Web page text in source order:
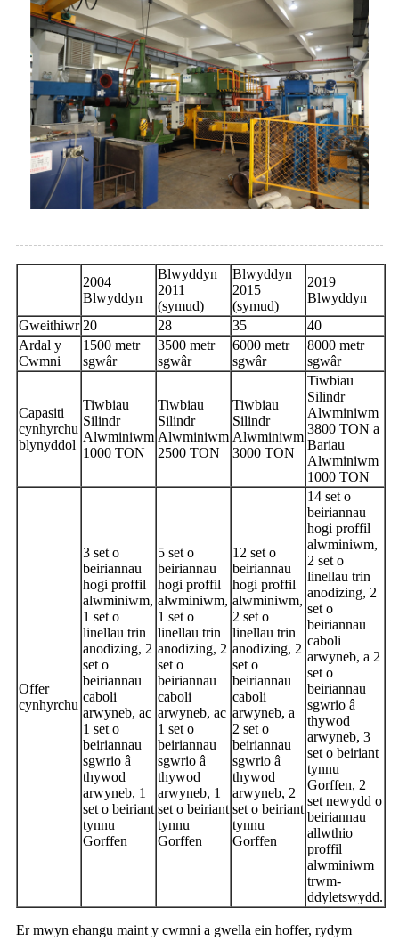
2004
Blwyddyn
Blwyddyn
2011
(symud)
Blwyddyn
2015
(symud)
2019
Blwyddyn
Gweithiwr 20 28 35
40
Ardal y
Cwmni
1500 metr
sgwâr
3500 metr
sgwâr
6000 metr
sgwâr
8000 metr
sgwâr
Capasiti
cynhyrchu
blynyddol
Tiwbiau
Silindr
Alwminiwm
1000 TON
Tiwbiau
Silindr
Alwminiwm
2500 TON
Tiwbiau
Silindr
Alwminiwm
3000 TON
Tiwbiau
Silindr
Alwminiwm
3800 TON a
Bariau
Alwminiwm
1000 TON
Offer
cynhyrchu
3 set o
beiriannau
hogi proffil
alwminiwm,
1 set o
linellau trin
anodizing, 2
set o
beiriannau
caboli
arwyneb, ac
1 set o
beiriannau
sgwrio â
thywod
arwyneb, 1
set o beiriant
tynnu
Gorffen
5 set o
beiriannau
hogi proffil
alwminiwm,
1 set o
linellau trin
anodizing, 2
set o
beiriannau
caboli
arwyneb, ac
1 set o
beiriannau
sgwrio â
thywod
arwyneb, 1
set o beiriant
tynnu
Gorffen
12 set o
beiriannau
hogi proffil
alwminiwm,
2 set o
linellau trin
anodizing, 2
set o
beiriannau
caboli
arwyneb, a
2 set o
beiriannau
sgwrio â
thywod
arwyneb, 2
set o beiriant
tynnu
Gorffen
14 set o
beiriannau
hogi proffil
alwminiwm,
2 set o
linellau trin
anodizing, 2
set o
beiriannau
caboli
arwyneb, a 2
set o
beiriannau
sgwrio â
thywod
arwyneb, 3
set o beiriant
tynnu
Gorffen, 2
set newydd o
beiriannau
allwthio
proffil
alwminiwm
trwm-
ddyletswydd.
Er mwyn ehangu maint y cwmni a gwella ein hoffer, rydym